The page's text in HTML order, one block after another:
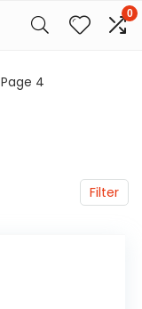
0
Page 4
Filter